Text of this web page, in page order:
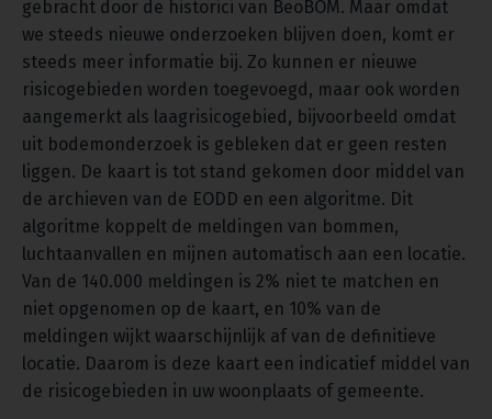
gebracht door de historici van BeoBOM. Maar omdat
we steeds nieuwe onderzoeken blijven doen, komt er
steeds meer informatie bij. Zo kunnen er nieuwe
risicogebieden worden toegevoegd, maar ook worden
aangemerkt als laagrisicogebied, bijvoorbeeld omdat
uit bodemonderzoek is gebleken dat er geen resten
liggen. De kaart is tot stand gekomen door middel van
de archieven van de EODD en een algoritme. Dit
algoritme koppelt de meldingen van bommen,
luchtaanvallen en mijnen automatisch aan een locatie.
Van de 140.000 meldingen is 2% niet te matchen en
niet opgenomen op de kaart, en 10% van de
meldingen wijkt waarschijnlijk af van de definitieve
locatie. Daarom is deze kaart een indicatief middel van
de risicogebieden in uw woonplaats of gemeente.